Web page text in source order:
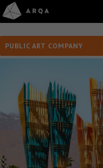
PUBLIC ART COMPANY